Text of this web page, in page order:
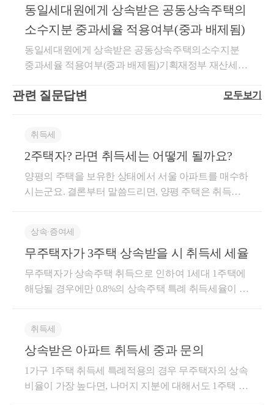
긴 글 읽어주셔서 감사합니다.
서가세무회계 최혜경 세무사 드림.
업을자녀에게 승계할 때는 많은 고민과 노력이 필요한
것 같습니다.그래도 어떤 특례 제도나 지원 사업 등이
다면시도해보는 것이 좋습니다.가장 큰 리스크는 무것
도 하지 않고,갑작스럽게 상속 등을 맞이하는 경우이
기 때문입니다.긴 글 읽어주셔서 감사합니다.상담이
필요하시면 아래로 연락주시면 됩니다.최혜경 세무사
2항, 즉 선순위 상속주택에 대한단독상속권자 혹은 공
동상속 최대지분권자의 경우에해당하는 &lt;상속 주택
수에서 배제 됩니다.1세대 1주택 비과세가 된다는 것
과중과가 배제된다는 것은 다른데요.예컨데 상속주택
주택 -&gt; 일반주택 매도시일반주택이 조정지역에 위
내 양도한다면, 주택 수에서 제외시켜중과세가 아닌
속주택의 경우에도상속지분이 가장 큰 상속인의 소유
로 하여 주택 수를 계산하게 됩니다.주된 상속인 - 주택
수 포함소수지분권자 - 주택 수 미포함즉 소수지분권
니다.특히나 지금처럼 중과세가 확대되고 있는 상황에
서는이 중과세 배제 또한 엄밀히 따져볼만한 규정입니
다.상속받은 주택을 보유하고 있는 경우,요건에 잘 맞
춘다면기존 보유 주택도,추후 상속 주택도,매도하실
구체적으로 검토하시면 좋을 것 같습니다.궁금한 내용
있으시다면언제든 아래 링크로 편안하게 '세금 문의'
습니다.긴 글 읽어주셔서 감사합니다.서가세무회계 최
혜경 세무사 드림.
구 이기 때문에10년의 재담청 제한을 적용받게 됩니
다.재건축 재개발 정비사업조정지역 내 재건축 재개발
의 경우 주택 공급수를 1주택으로 제한합니다.1+1 입
주권 등에 이슈가 생기겠습니다.또한 투기과열지구 내
조합인가일 혹은 관처일 이후에 부터는조합원의 지위
재담청 제한도 5년간 규제가 적용됩니다.화성 동탄은
지역 내에주택을 매도하시거나 매수하실 계획이 있으
추천 드립니다.간단하게 궁금하신 사항 있으시면가볍
게 문자 보내주셔도 되시고,세무 상담이 필요하시다면
예약을 통해 진행하시면 됩니다.긴 글 읽어주셔서 감
대인 경우 : 상속개시일부터 보유 및 거주기간을 기산
합니다.(2) 세율중과 1) 상속주택외 일반주택을 보유한
거주자인 경우로서 별도세대로부터 상속받은 날부터
5년 기간 내에 상속주택 양도 시 양도소득세 중과배제
가 됩니다. 별도세대여부에 따라 다음과 같이 중과여
받은 주택의 양도 시다주택자인경우 중과대상입니다.
법 시행령 제167조의3 1항 7호 중과배제규정을 적용할
주택을상속개시일부터 5년 내 양도 시 중과배제 (소득
세법 시행령 제167조3의 1항 7호) 2) 상속개시일부터 1
년 혹은 2년 이내 양도할 경우에도 단기중과세율(60%,
세 요건 충족한 상속주택의 경우) 1) 별도세대원으로부
터 상속받은 경우별도세대원인 피상속인으로부터 상
속받은 경우, 상속개시일부터 보유 및 거주기간을 기
산하여 장기보유특별공제를 적용합니다. 2) 동일세대
표2의 적용여부를 판단할 때의 보유, 거주기간과실제
장기보유특별공제 계산 시적용되는 보유, 거주기간이
: 동일세대원인피상속인이 상속주택을 취득한 시점부
터보유,거주기간을 고려하여 표1, 표2를 적용여부를
대한 과세이므로 관계 법령에 따라 등기·등록 등을 하
아 취득세를 부과합니다. ​취득세의 납세의무자는 취득
세 과세대상 자산을 취득한 자로 하며, 상속으로 인하
여 취득하는 경우 상속인 각각이 취득세 납세의무자가
득 당시의 신고가액으로 합니다. ​2) 시가표준액① 신고
준액보다 적은 경우② 증여·상속 등 무상취득 또는 부
① 국가·지방자치단체로부터 취득② 외국으로부터 수
입에 의한 취득③ 판결문·법인장부에 따라 취득가격이
증명되는 취득④ 공매방법에 의한 취득⑤ 『부동산 거
하면 다음과 같습니다.7.10 대책으로 인하여 주택 취득
에 대한 중과세율이 신설되었습니다.취득시기1) 무상
여 등으로 인한 취득 : 증여계약일(등기접수일이 아님
에 유의)※ 등기·등록하지 않고 다음 중 어느 하나에 해
에는 취득한 것으로 보지 않습니다.○ 화해조서·인낙조
증)○ 공정증서(취득일부터 60일 이내에 공증받은 경
우)○ 계약해제신고서(취득일부터 60일 이내에 제출된
것)2) 유상승계 취득① 원칙 : 계약상의 잔금지급일(양
동일세대원에게 상속받은 공동상속주택의
소수지분 중과세율 적용여부(중과 배제됨)
동일세대원에게 상속받은 공동상속주택의소수지분
중과세율 적용여부(중과 배제됨)기획재정부 재산세제
지동일세대 세대원에게 상속받은 공동상속주택의 소
세대 세대원에게 상속받은 공동상속주택의 소수지분
을 양도하는 경우, 다주택자 중과세율이 배제되는지
여부(제1안) 다주택자 중과세율 적용이 배제됨(제2안)
다주택자 중과세율 적용이 배제되지 않음【회신】귀
(소수지분)A주택 재건축(멸실 후 완공)B주택 취득A주
택 또는 B주택양도 예정○’90년 甲 A주택 취득○’91년
3/9, 자녀 3명 2/9씩 상속○’17년 乙 B주택 취득○을(단독
세대인 상태) A주택 또는 B주택 양도 예정2. 질의내용
지분을 양도하는 경우, 다주택자 중과세율 적용이 배
다주택자 중과세율 적용이 배제되지 않음★주요 경력-
105,000건 이상의 세금 상담 및 용역- 600건 이상의 경
정청구를 통한 약 25억 이상 세금 환급- 세무사 플랫폼
관련 질문답변 모두보기
취득세
2주택자? 라면 취득세는 어떻게 될까요?
양평의 주택을 보유한 상태에서 서울 아파트를 매수하
시는군요. 결론부터 말씀드리면, 양평 주택은 취득세
과되지 않을 확률이 큽니다.구체적인 이유를 2026년
현재 세법 기준으로 정리해 드립니다.1. 양평 주택이
주택 수에서 제외되는 이유 (시가표준액 기준)취득세
법상 **'시가표준액(공시가격) 1억 원 이하'**의 주택
세 과세표준과 시가표준액의 관계: 현재 질문자님의
재산세 과세표준이 84,710,000원이라고 하셨는데, 통
상 주택 재산세 과세표준은 시가표준액의 60% 수준인
공정시장가액비율을 곱해서 산출됩니다.역산 결과: $8
4,710,000 \div 0.6 \approx 141,183,333$원만약 1주택자
상속∙증여세
무주택자가 3주택 상속받을 시 취득세 세율
무주택자가 상속주택 취득으로 인하여 1세대 1주택에
해당될 경우에만 0.8%의 상속주택 특례 취득세율이 적
율인 2.8%가 적용됩니다. 참고로 유상으로 주택을 취
득할 때 유상 주택취득세율을 적용할 경우, 주택수 산
정 시 공시가격 1억 이하 주택은 제외하고 주택수를 판
단합니다. 상속주택과는 관계 없습니다. 지방세법 제1
취득세
상속받은 아파트 취득세 중과 문의
1가구 1주택 취득세 특례적용의 경우 무주택자의 상속
비율이 가장 높다면, 나머지 지분에 대해서도 1주택 특